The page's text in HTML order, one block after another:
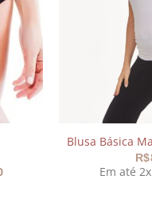
Blusa Básica
R$
Em até